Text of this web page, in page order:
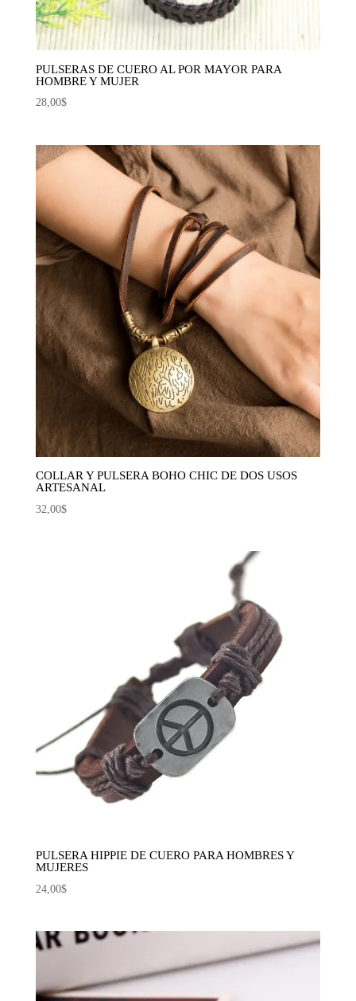
PULSERAS DE CUERO AL POR MAYOR PARA
HOMBRE Y MUJER
28,00$
COLLAR Y PULSERA BOHO CHIC DE DOS USOS
ARTESANAL
32,00$
PULSERA HIPPIE DE CUERO PARA HOMBRES Y
MUJERES
24,00$